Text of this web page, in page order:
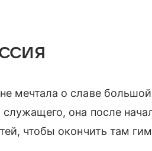
мечтала о славе
она после
чтобы окончить там